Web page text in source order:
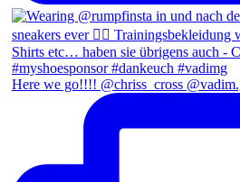
Here we go!!!! @chriss_cross